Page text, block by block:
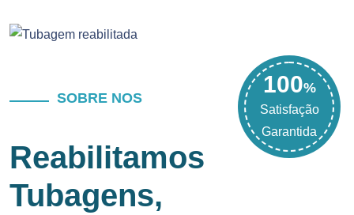
100%
Satisfação
Garantida
SOBRE NOS
Reabilitamos
Tubagens,